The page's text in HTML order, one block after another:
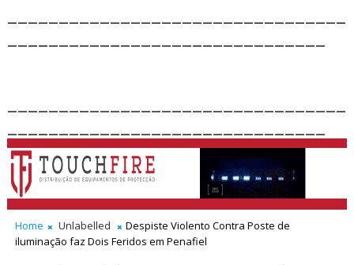
Home Unlabelled
Despiste Violento Contra Poste de
iluminação faz Dois Feridos em Penafiel